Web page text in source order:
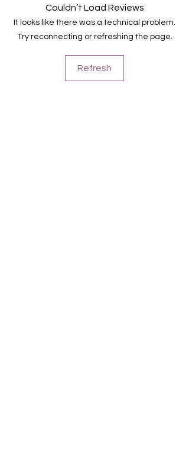
16.5mm)
Für alle Nägel geeignet
Farbe: Blau-Grün-Ombre, Holoflocken-
Glitzergrün, Grünmetallic
Couldn’t Load Reviews
It looks like there was a technical problem.
Try reconnecting or refreshing the page.
Refresh